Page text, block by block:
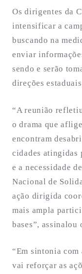
Os dirigentes da
intensificar a
buscando na
enviar
sendo e serão
direções
“A reunião
o drama que
encontram
cidades atingidas
e a necessidade
Nacional de
ação dirigida
mais ampla
bases”, assinalou
“Em sintonia com
vai reforçar as